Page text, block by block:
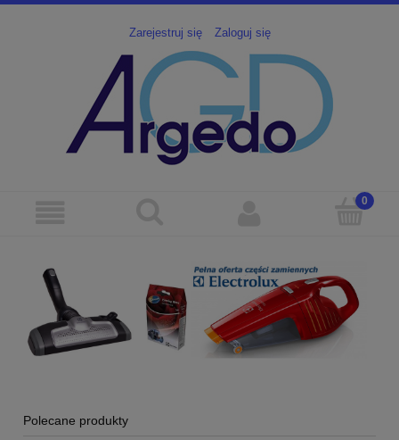
Zarejestruj się Zaloguj się
Polecane produkty